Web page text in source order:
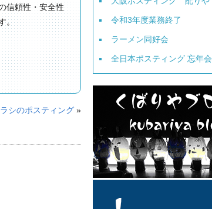
信頼性・安全性
。
シのポスティング »
令和3年度業務終了
ラーメン同好会
全日本ポスティング 忘年会